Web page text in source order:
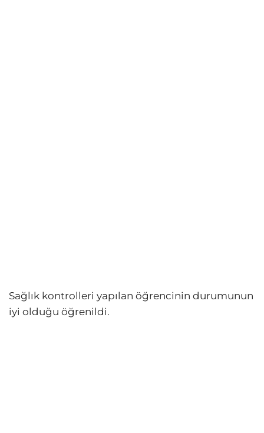
Sağlık kontrolleri yapılan öğrencinin durumunun
iyi olduğu öğrenildi.